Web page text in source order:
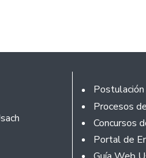
Footer
Procesos
Concursos
Portal de